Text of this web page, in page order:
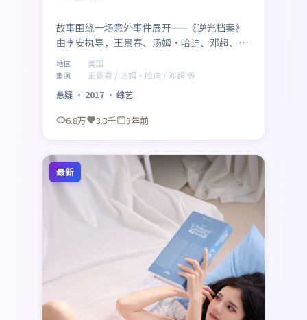
故事围绕一场意外事件展开——《逆光档案》
由李安执导，王景春、汤姆·哈迪、邓超、刘
昊然、咏梅联袂出演，美国取景与制作。2017
年5月27日 登陆各平台后，以悬疑类型特有的
悬念与动作场面吸引观众，适合周末一口气追
完。
地区 美国
主演
王景春 / 汤姆·哈迪 / 邓超 等
悬疑 · 2017 · 综艺
6.8万 3.3千 3年前
最新